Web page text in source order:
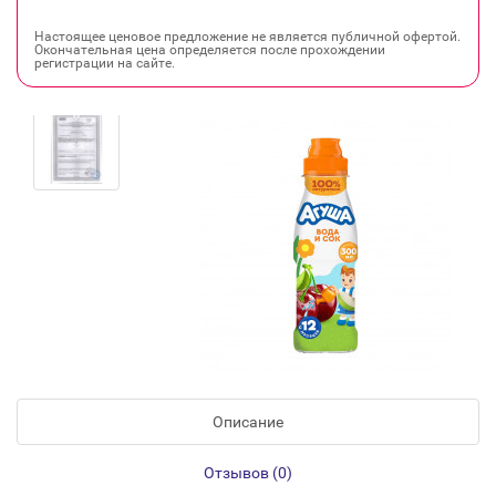
Настоящее ценовое предложение не является публичной офертой.
Окончательная цена определяется после прохождении
регистрации на сайте.
Описание
Отзывов (0)